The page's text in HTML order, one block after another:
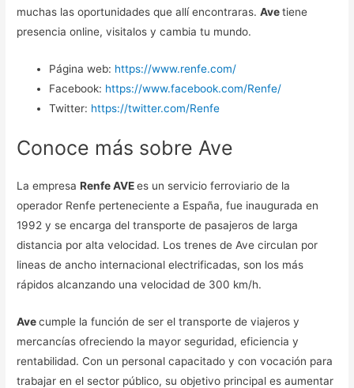
muchas las oportunidades que allí encontraras.Avetiene
presencia online, visitalos y cambia tu mundo.
Página web: https://www.renfe.com/
Facebook: https://www.facebook.com/Renfe/
Twitter: https://twitter.com/Renfe
Conoce más sobre Ave
La empresaRenfe AVEes un servicio ferroviario de la
operador Renfe perteneciente a España, fue inaugurada en
1992 y se encarga del transporte de pasajeros de larga
distancia por alta velocidad. Los trenes de Ave circulan por
lineas de ancho internacional electrificadas, son los más
rápidos alcanzando una velocidad de 300 km/h.
Avecumple la función de ser el transporte de viajeros y
mercancías ofreciendo la mayor seguridad, eficiencia y
rentabilidad. Con un personal capacitado y con vocación para
trabajar en el sector público, su objetivo principal es aumentar